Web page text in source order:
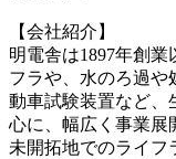
【会社紹介】
明電舎は1897年創
フラや、水のろ過や
動車試験装置など、
心に、幅広く事業展
未開拓地でのライフ